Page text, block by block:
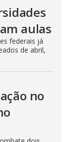
aulas
federais já
de abril,
no